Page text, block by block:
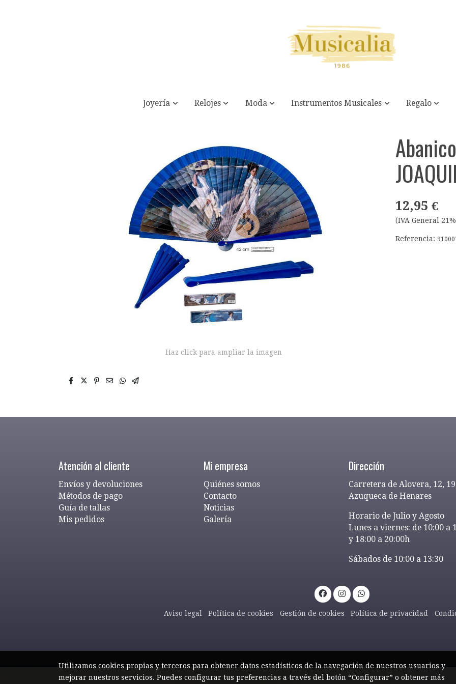
Joyería Relojes Moda Instrumentos Musicales Regalo
Abanico Señoras en la playa JOAQUIN SOROLLA
Haz click para ampliar la imagen
12,95 €
(IVA General
Referencia:
Atención al cliente
Envíos y devoluciones
Métodos de pago
Guía de tallas
Mis pedidos
Mi empresa
Quiénes somos
Contacto
Noticias
Galería
Dirección
Carretera de Alovera, 12,
Azuqueca de Henares
Horario de Julio y Agosto
Lunes a viernes: de 10:00 a
y 18:00 a 20:00h
Sábados de 10:00 a 13:30
Aviso legal Política de cookies Gestión de cookies Política de privacidad
Utilizamos cookies propias y terceros para obtener datos estadísticos de la navegación de nuestros usuarios y
mejorar nuestros servicios. Puedes configurar tus preferencias a través del botón “Configurar” o obtener más